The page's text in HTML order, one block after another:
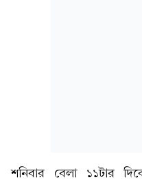
শনিবার বেলা ১১টার